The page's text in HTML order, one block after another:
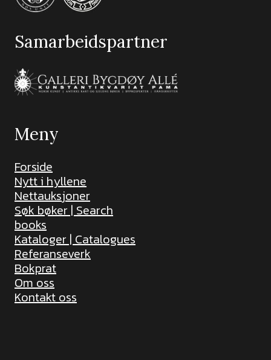
Samarbeidspartner
Meny
Forside
Nytt i hyllene
Nettauksjoner
Søk bøker | Search
books
Kataloger | Catalogues
Referanseverk
Bokprat
Om oss
Kontakt oss